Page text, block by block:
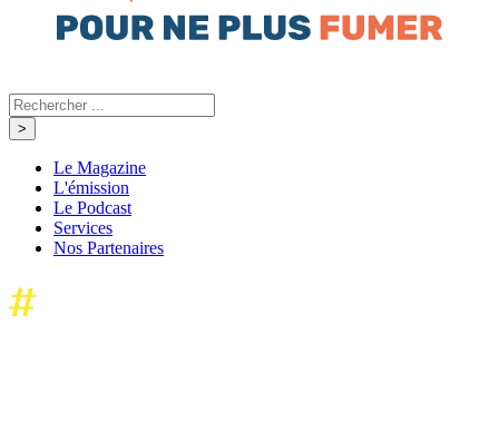
Le Magazine
L'émission
Le Podcast
Services
Nos Partenaires